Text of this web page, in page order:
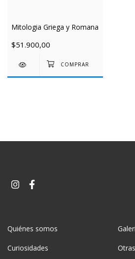
Mitologia Griega y Romana
$51.900,00
Quiénes somos
Curiosidades